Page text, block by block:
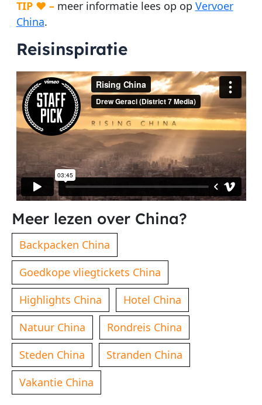
TIP ♥ –meer informatie lees op op Vervoer
China.
Reisinspiratie
Meer lezen over China?
Backpacken China
Goedkope vliegtickets China
Highlights China
Hotel China
Natuur China
Rondreis China
Steden China
Stranden China
Vakantie China